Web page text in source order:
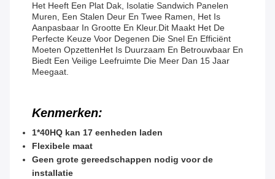
Het Heeft Een Plat Dak, Isolatie Sandwich Panelen
Muren, Een Stalen Deur En Twee Ramen, Het Is
Aanpasbaar In Grootte En Kleur.Dit Maakt Het De
Perfecte Keuze Voor Degenen Die Snel En Efficiënt
Moeten OpzettenHet Is Duurzaam En Betrouwbaar En
Biedt Een Veilige Leefruimte Die Meer Dan 15 Jaar
Meegaat.
Kenmerken:
1*40HQ kan 17 eenheden laden
Flexibele maat
Geen grote gereedschappen nodig voor de
installatie